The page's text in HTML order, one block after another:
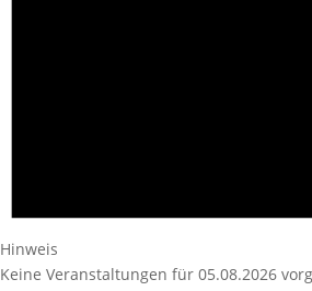
Hinweis
Keine Veranstaltungen für 05.08.2026